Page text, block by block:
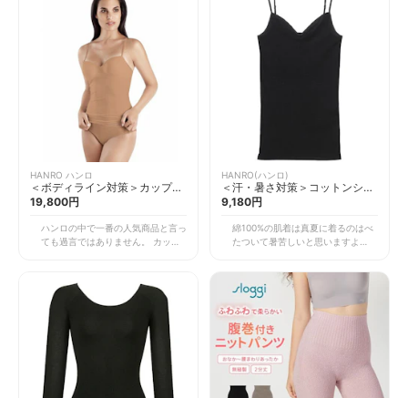
を、選りすぐってご紹介いたします。
HANRO ハンロ
＜ボディライン対策＞カップ付
き キャミソール
19,800円
ハンロの中で一番の人気商品と言っ
ても過言ではありません。 カップ
ゃない、意外に窮屈・・という方に
はぜひ試していただきたいカップ付
キャミソールです。 素材はよく伸
びてピッタリフィットなのに窮屈感
は感じません。ブラジャーを着けて
いるようにバストアップします。
形はシンプルでどんなファッション
にも合わせやすくインポートの高級
感がありとてもおしゃれです。 た
HANRO(ハンロ)
＜汗・暑さ対策＞コットンシー
ムレス キャミソール
9,180円
綿100%の肌着は真夏に着るのはべ
たついて暑苦しいと思いますよね。
ることができるのです。 デザイン
はとてもシンプルながら、シルケッ
ト加工の綿素材なので一見シルクの
ような光沢感があり、ストラップも
細くおしゃれな素材。 脇縫いがな
いシームレスなので肌当たりもやさ
しく、肌に気持ちよくやさしくフィ
ットして窮屈感もありません。真夏
の汗を気持ちよく吸い取ってくれま